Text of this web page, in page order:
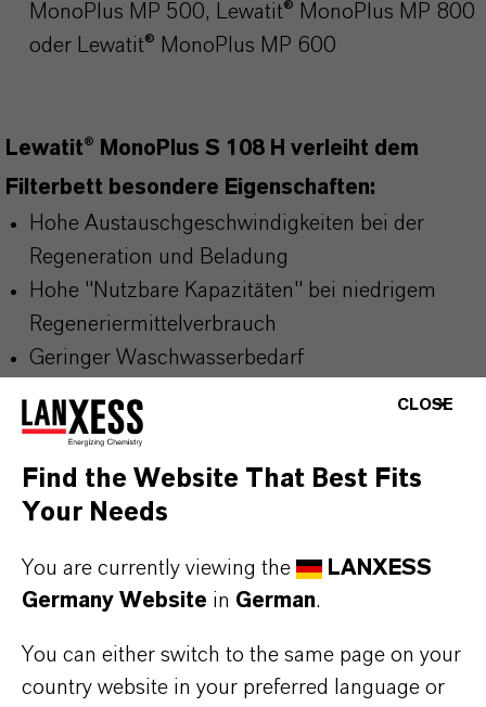
MonoPlus MP 500, Lewatit® MonoPlus MP 800
oder Lewatit® MonoPlus MP 600
Lewatit® MonoPlus S 108 H verleiht dem
Filterbett besondere Eigenschaften:
Hohe Austauschgeschwindigkeiten bei der
Regeneration und Beladung
Hohe "Nutzbare Kapazitäten" bei niedrigem
Regeneriermittelverbrauch
Geringer Waschwasserbedarf
Regeneriermitteln, Wasser und Lösungen, daher
Nahezu linear verlaufender Druckverlustgradient
über die gesamte Schichthöhe, daher Betrieb
bei größeren Schichthöhen möglich
Niedrige TOC Abgabe (Leaching) und
Gute Trennung der Harzkomponenten in
Mischbettfiltern
CLOSE
Find the Website That Best Fits
Your Needs
You are currently viewing the
LANXESS
Germany Website in German.
You can either switch to the same page on your
country website in your preferred language or